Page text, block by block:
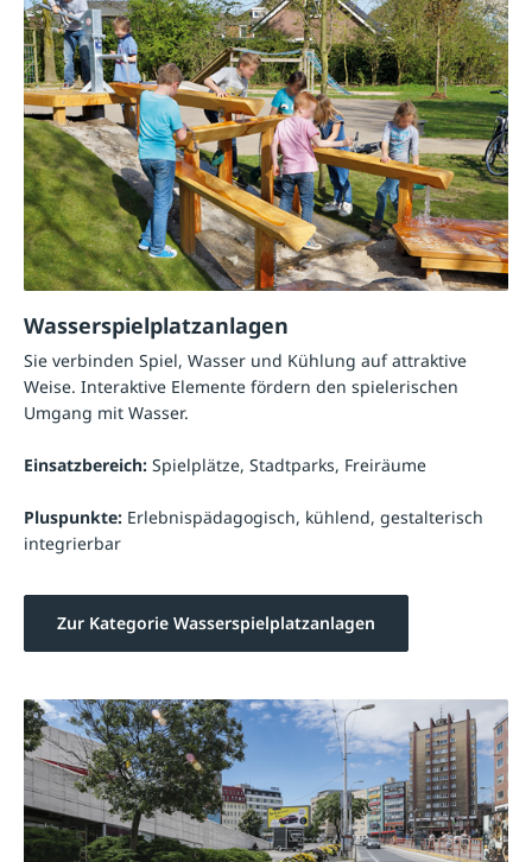
Wasserspielplatzanlagen
Sie verbinden Spiel, Wasser und Kühlung auf attraktive
Weise. Interaktive Elemente fördern den spielerischen
Umgang mit Wasser.
Einsatzbereich: Spielplätze, Stadtparks, Freiräume
Pluspunkte: Erlebnispädagogisch, kühlend, gestalterisch
integrierbar
Zur Kategorie Wasserspielplatzanlagen